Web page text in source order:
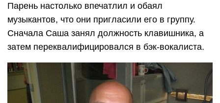
Парень настолько впечатлил и обаял
музыкантов, что они пригласили его в группу.
Сначала Саша занял должность клавишника, а
затем переквалифицировался в бэк-вокалиста.